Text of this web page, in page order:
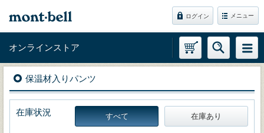
ログイン メニュー
オンラインストア
保温材入りパンツ
在庫状況 すべて 在庫あり